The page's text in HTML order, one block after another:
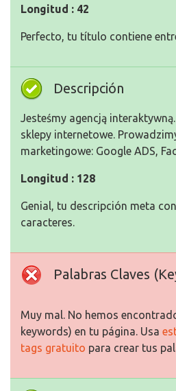
Longitud : 42
Perfecto, tu título contiene
Descripción
Jesteśmy agencją
sklepy internetowe.
marketingowe: Google ADS,
Longitud : 128
Genial, tu descripción meta
caracteres.
Palabras Claves
Muy mal. No hemos
keywords) en tu página. Usa
tags gratuito para crear tus